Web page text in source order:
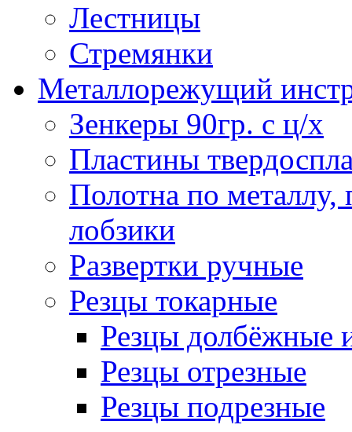
Лестницы
Стремянки
Металлорежущий
Зенкеры 90гр. с ц/х
Пластины
Полотна по
лобзики
Развертки ручные
Резцы токарные
Резцы долбёжные
Резцы отрезные
Резцы подрезные